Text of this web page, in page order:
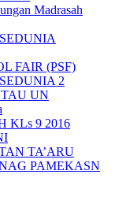
Madrasah
FAIR (PSF)
2
UN
KLs 9 2016
TA’ARU
PAMEKASN